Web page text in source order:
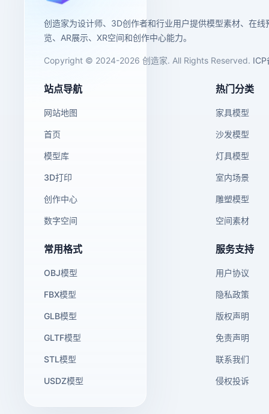
创造家为设计师、3D创作者和行业用户提供模型素材、在线
览、AR展示、XR空间和创作中心能力。
Copyright © 2024-2026 创造家. All Rights Reserved. ICP
站点导航
网站地图
首页
模型库
3D打印
创作中心
数字空间
热门分类
家具模型
沙发模型
灯具模型
室内场景
雕塑模型
空间素材
常用格式
OBJ模型
FBX模型
GLB模型
GLTF模型
STL模型
USDZ模型
服务支持
用户协议
隐私政策
版权声明
免责声明
联系我们
侵权投诉